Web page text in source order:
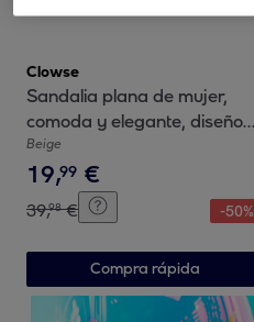
Clowse
Sandalia plana de mujer,
comoda y elegante, diseño
moderno con material bio
Beige
19,99 €
39,98 € -50%
Compra rápida